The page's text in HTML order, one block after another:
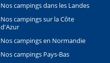
Nos campings dans les Landes
Nos campings sur la Côte
d'Azur
Nos campings en Normandie
Nos campings Pays-Bas